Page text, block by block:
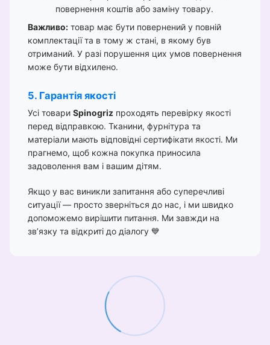
повернення коштів або заміну товару.
Важливо: товар має бути повернений у повній
комплектації та в тому ж стані, в якому був
отриманий. У разі порушення цих умов повернення
може бути відхилено.
5. Гарантія якості
Усі товари Spinogriz проходять перевірку якості
перед відправкою. Тканини, фурнітура та
матеріали мають відповідні сертифікати якості. Ми
прагнемо, щоб кожна покупка приносила
задоволення вам і вашим дітям.
Якщо у вас виникли запитання або суперечливі
ситуації — просто зверніться до нас, і ми швидко
допоможемо вирішити питання. Ми завжди на
зв’язку та відкриті до діалогу 💙